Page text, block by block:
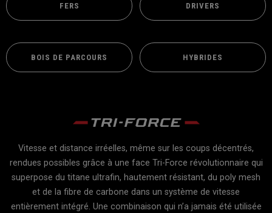
FERS DRIVERS
BOIS DE PARCOURS HYBRIDES
Vitesse et distance irréelles, même sur les coups décentrés,
rendues possibles grâce à une face Tri-Force révolutionnaire qui
superpose du titane ultrafin, hautement résistant, du poly mesh
et de la fibre de carbone dans un système de vitesse
entièrement intégré. Une combinaison qui n’a jamais été utilisée